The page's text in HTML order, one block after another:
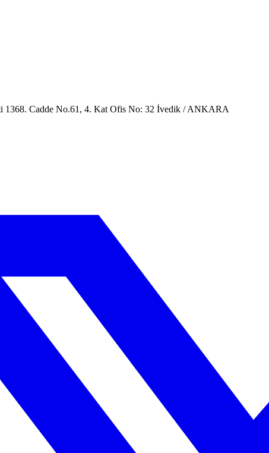
1368. Cadde No.61, 4. Kat Ofis No: 32 İvedik / ANKARA